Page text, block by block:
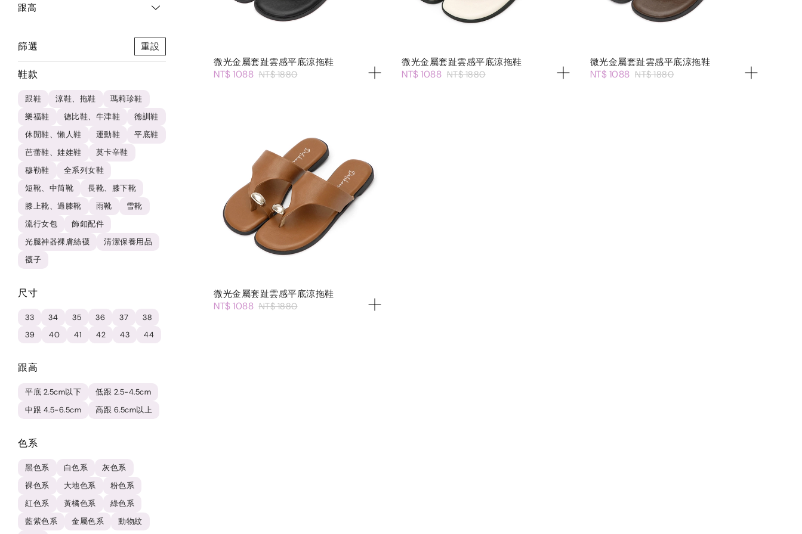
跟高
篩選 重設
鞋款
跟鞋 涼鞋、拖鞋
瑪莉珍鞋
樂福鞋
德比鞋、牛津鞋
德訓鞋
休閒鞋、懶人鞋
運動鞋
平底鞋
芭蕾鞋、娃娃鞋
莫卡辛鞋
穆勒鞋
全系列女鞋
短靴、中筒靴
長靴、膝下靴
膝上靴、過膝靴
雨靴
雪靴
流行女包
飾釦配件
光腿神器裸膚絲襪
清潔保養用品
襪子
尺寸
33 34 35 36 37
38
39
40 41 42 43 44
跟高
平底 2.5cm以下
低跟 2.5-4.5cm
中跟 4.5-6.5cm
高跟 6.5cm以上
色系
黑色系 白色系
灰色系
裸色系
大地色系
粉色系
紅色系
黃橘色系
綠色系
藍紫色系
金屬色系 動物紋
微光金屬套趾雲感平底涼拖鞋
NT$ 1088 NT$ 1880
微光金屬套趾雲感平底涼拖鞋
NT$ 1088 NT$ 1880
微光金屬套趾雲感平底涼拖鞋
NT$ 1088 NT$ 1880
微光金屬套趾雲感平底涼拖鞋
NT$ 1088 NT$ 1880